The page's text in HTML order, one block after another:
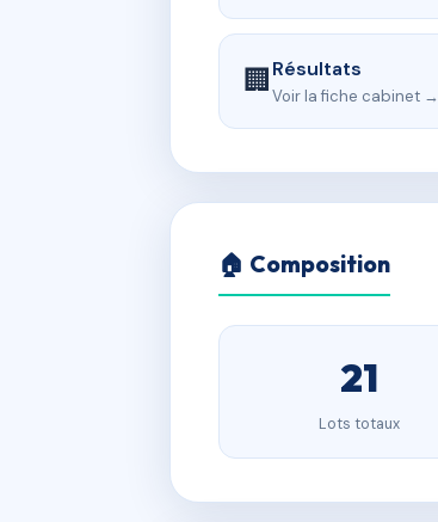
🏢Résultats
Voir la fiche cabinet →
🏠 Composition
21
Lots totaux